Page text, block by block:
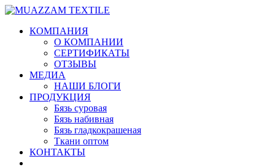
КОМПАНИЯ
О КОМПАНИИ
СЕРТИФИКАТЫ
ОТЗЫВЫ
МЕДИА
НАШИ БЛОГИ
ПРОДУКЦИЯ
Бязь суровая
Бязь набивная
Бязь гладкокрашеная
Ткани оптом
КОНТАКТЫ